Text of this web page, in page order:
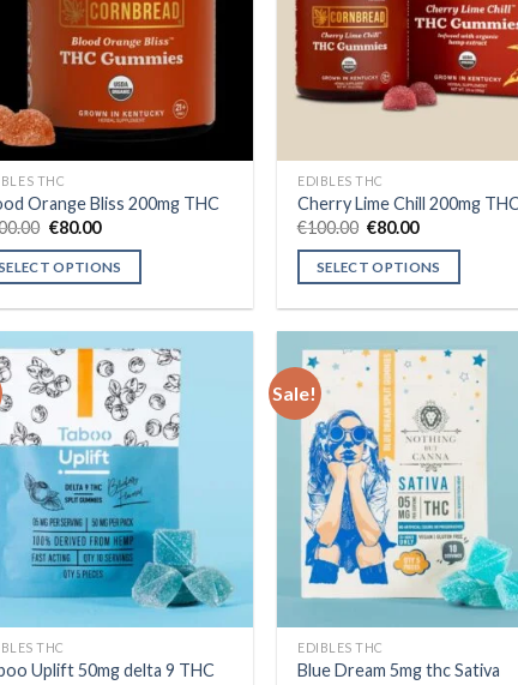
THC
Orange Bliss 200mg THC
Original
was:
€100.00.
€80.00Current
is:
€80.00.
OPTIONS
EDIBLES THC
Cherry Lime Chill 200mg THC
€100.00 Original
was:
€100.00.
€80.00Current
is:
€80.00.
SELECT OPTIONS
has
multiple
variants.
The
options
may
be
chosen
on
the
product
page
Add to wishlist
THC
Uplift 50mg delta 9 THC
Sale!
Add to
EDIBLES THC
Blue Dream 5mg thc Sativa